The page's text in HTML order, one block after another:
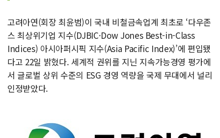
고려아연(회장 최윤범)이 국내 비철금속업계 최초로 ‘다우존
스 최상위기업 지수(DJBIC·Dow Jones Best-in-Class
Indices) 아시아퍼시픽 지수(Asia Pacific Index)’에 편입됐
다고 22일 밝혔다. 세계적 권위를 지닌 지속가능경영 평가에
서 글로벌 상위 수준의 ESG 경영 역량을 국제 무대에서 널리
인정받았다.